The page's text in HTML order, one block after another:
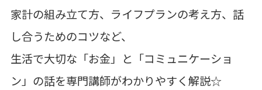
家計の組み立て方、ライフプランの考え方、話
し合うためのコツなど、
生活で大切な「お金」と「コミュニケーショ
ン」の話を専門講師がわかりやすく解説☆